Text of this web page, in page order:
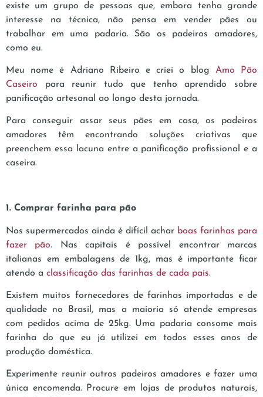
existe um grupo de pessoas que, embora tenha grande
interesse na técnica, não pensa em vender pães ou
trabalhar em uma padaria. São os padeiros amadores,
como eu.
Meu nome é Adriano Ribeiro e criei o blog Amo Pão
Caseiro para reunir tudo que tenho aprendido sobre
panificação artesanal ao longo desta jornada.
Para conseguir assar seus pães em casa, os padeiros
amadores têm encontrando soluções criativas que
preenchem essa lacuna entre a panificação profissional e a
caseira.
1. Comprar farinha para pão
Nos supermercados ainda é difícil achar boas farinhas para
fazer pão. Nas capitais é possível encontrar marcas
italianas em embalagens de 1kg, mas é importante ficar
atendo a classificação das farinhas de cada país.
Existem muitos fornecedores de farinhas importadas e de
qualidade no Brasil, mas a maioria só atende empresas
com pedidos acima de 25kg. Uma padaria consome mais
farinha do que eu já utilizei em todos esses anos de
produção doméstica.
Experimente reunir outros padeiros amadores e fazer uma
única encomenda. Procure em lojas de produtos naturais,